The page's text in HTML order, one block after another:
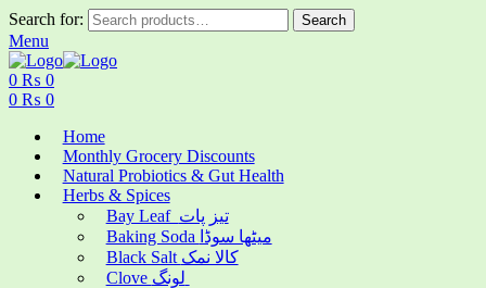
Search for: Search
Menu
0 ₨ 0
0 ₨ 0
Home
Monthly Grocery Discounts
Natural Probiotics & Gut Health
Herbs & Spices
Bay Leaf تیز پات
Baking Soda میٹھا سوڈا
Black Salt کالا نمک